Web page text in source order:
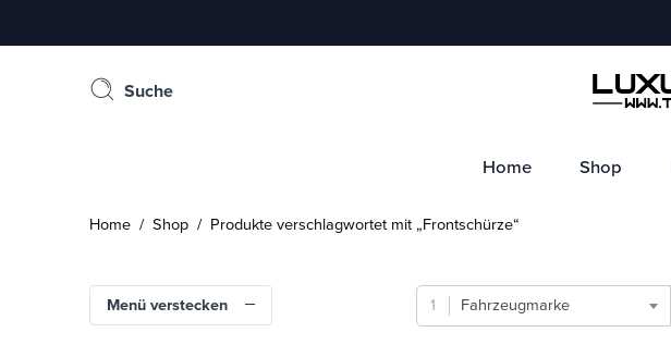
Suche
Home Shop
Home / Shop / Produkte verschlagwortet mit „Frontschürze“
Menü verstecken Fahrzeugmarke